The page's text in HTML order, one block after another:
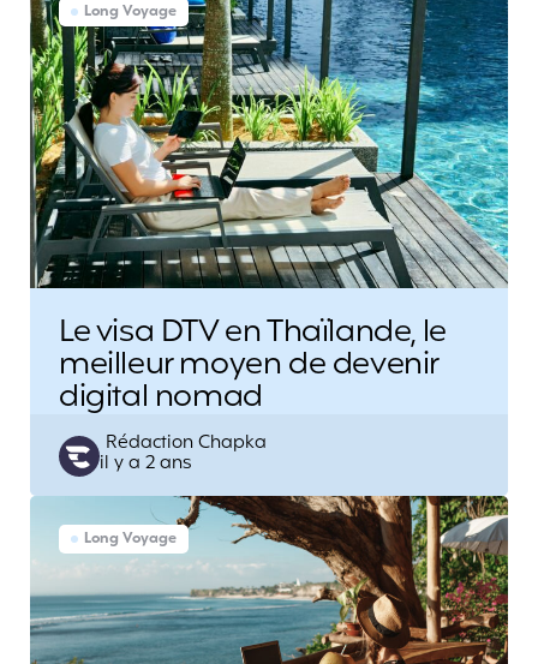
Long Voyage
Le visa DTV en Thaïlande, le
meilleur moyen de devenir
digital nomad
Posted
by
Rédaction Chapka
il y a 2 ans
Long Voyage